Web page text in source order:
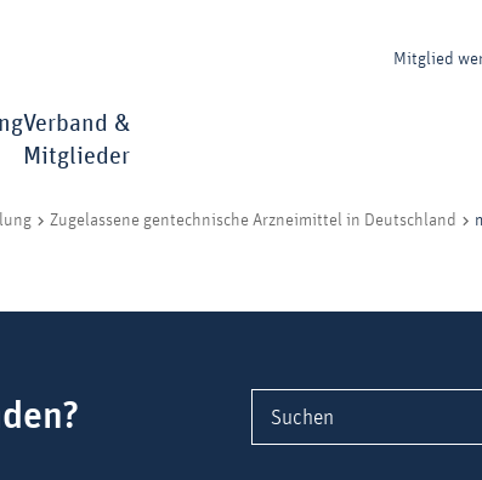
Mitglied
Verband &
Mitglieder
Zugelassene gentechnische Arzneimittel in Deutschland
Suchen